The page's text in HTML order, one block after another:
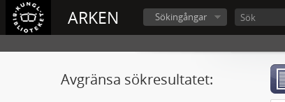
ARKEN Sökingångar
Avgränsa sökresultatet: